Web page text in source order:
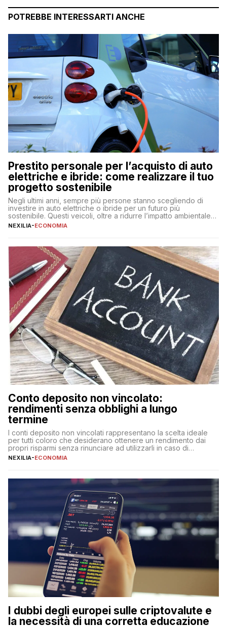
POTREBBE INTERESSARTI ANCHE
Prestito personale per l’acquisto di auto
elettriche e ibride: come realizzare il tuo
progetto sostenibile
Negli ultimi anni, sempre più persone stanno scegliendo di
investire in auto elettriche o ibride per un futuro più
sostenibile. Questi veicoli, oltre a ridurre l’impatto ambientale,
offrono vantaggi economici a lungo termine, come minori costi
fare se non […]
NEXILIA-ECONOMIA
Conto deposito non vincolato:
rendimenti senza obblighi a lungo
termine
I conti deposito non vincolati rappresentano la scelta ideale
per tutti coloro che desiderano ottenere un rendimento dai
propri risparmi senza rinunciare ad utilizzarli in caso di
necessità. A differenza delle forme vincolate tradizionali,
flessibilità e rendimento. Come funzionano […]
NEXILIA-ECONOMIA
I dubbi degli europei sulle criptovalute e
la necessità di una corretta educazione